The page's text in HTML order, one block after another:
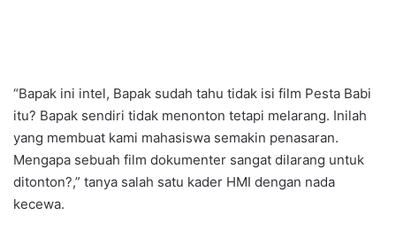
“Bapak ini intel, Bapak sudah tahu tidak isi film Pesta Babi
itu? Bapak sendiri tidak menonton tetapi melarang. Inilah
yang membuat kami mahasiswa semakin penasaran.
Mengapa sebuah film dokumenter sangat dilarang untuk
ditonton?,” tanya salah satu kader HMI dengan nada
kecewa.